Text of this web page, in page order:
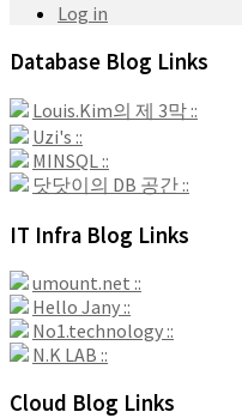
Log in
Database Blog Links
Louis.Kim의 제 3막 ::
Uzi's ::
MINSQL ::
닷닷이의 DB 공간 ::
IT Infra Blog Links
umount.net ::
Hello Jany ::
No1.technology ::
N.K LAB ::
Cloud Blog Links